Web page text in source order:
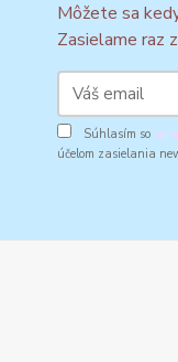
Môžete sa
Zasielame raz
Súhlasím so
účelom zasielania